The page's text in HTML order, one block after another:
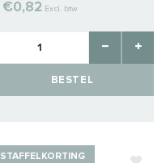
€0,82 Excl. btw
BESTEL
STAFFELKORTING